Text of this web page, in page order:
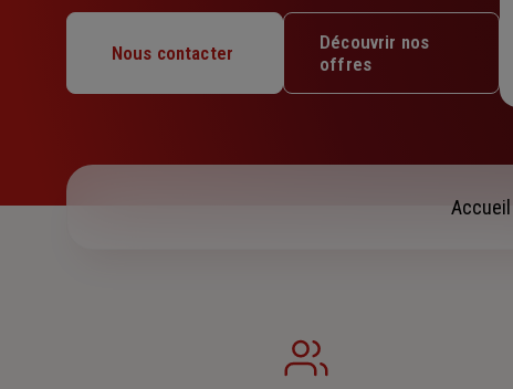
Mardi : 09h30 – 12h30 / 14h – 17h30
Mercredi : 09h30 – 12h30 / 14h – 17h30
Jeudi : 09h30 – 12h30 / 14h – 17h30
Nous contacter
Découvrir nos
offres
Accueil